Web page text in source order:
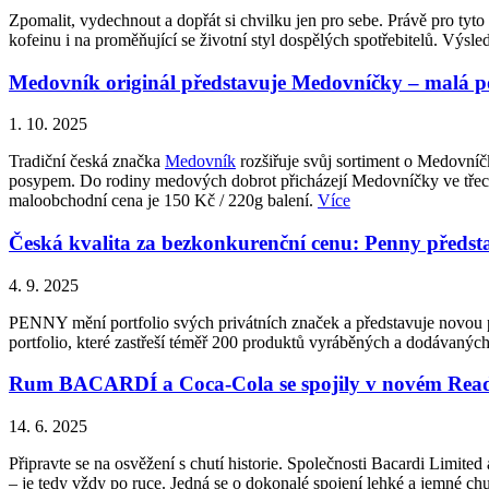
Zpomalit, vydechnout a dopřát si chvilku jen pro sebe. Právě pro
kofeinu i na proměňující se životní styl dospělých spotřebitelů.
Medovník originál představuje Medovníčky – malá
1. 10. 2025
Tradiční česká značka Medovník rozšiřuje svůj sortiment o
posypem. Do rodiny medových dobrot přicházejí Medovníčky ve
maloobchodní cena je 150 Kč / 220g balení. Více
Česká kvalita za bezkonkurenční cenu: Penny
4. 9. 2025
PENNY mění portfolio svých privátních značek a představuje
portfolio, které zastřeší téměř 200 produktů vyráběných a
Rum BACARDÍ a Coca-Cola se spojily v novém
14. 6. 2025
Připravte se na osvěžení s chutí historie. Společnosti Bacardi
– je tedy vždy po ruce. Jedná se o dokonalé spojení lehké a jemné